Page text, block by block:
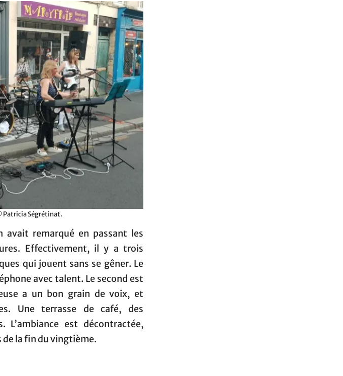
Patricia Ségrétinat.
avait remarqué en passant les
Effectivement, il y a trois
qui jouent sans se gêner. Le
avec talent. Le second est
a un bon grain de voix, et
Une terrasse de café, des
L’ambiance est décontractée,
la fin du vingtième.